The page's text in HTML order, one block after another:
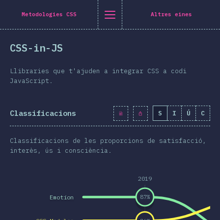
ES] general.title
[ca-ES] general.back_to_intro
[ca-ES] general.close_nav
i gràfics
transformacions
Queries
ho a Twitter
ho a Facebook
Comparteix-ho a LinkedIn
Comparteix-ho per correu electrònic
Metodologies CSS Altres eines
CSS-in-JS
Llibraries que t'ajuden a integrar CSS a codi
JavaScript.
Classificacions S I Ú C
Classificacions de les proporcions de satisfacció,
interès, ús i consciència.
2019
Emotion 87%
Navigated to [ca-ES] general.title